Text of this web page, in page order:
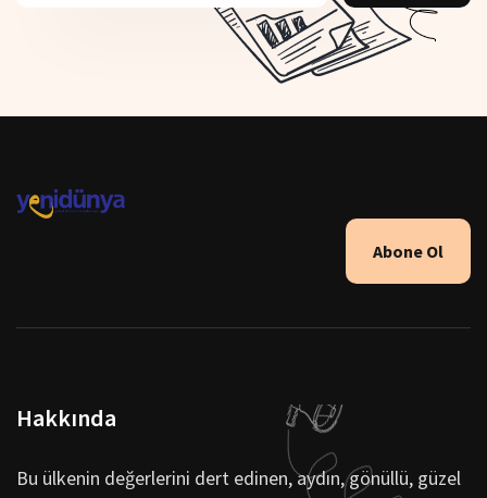
Abone Ol
Hakkında
Bu ülkenin değerlerini dert edinen, aydın, gönüllü, güzel